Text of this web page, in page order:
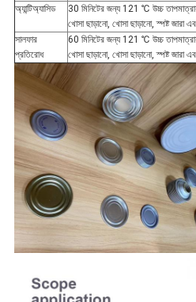
অ্যান্টিঅ্যাসিড
30 মিনিটের জন্য 121 ℃ উচ্চ
খোসা ছাড়ানো, খোসা ছাড়ানো, স্পষ্ট জারা
সালফার
প্রতিরোধ
60 মিনিটের জন্য 121 ℃ উচ্চ
খোসা ছাড়ানো, খোসা ছাড়ানো, স্পষ্ট জারা